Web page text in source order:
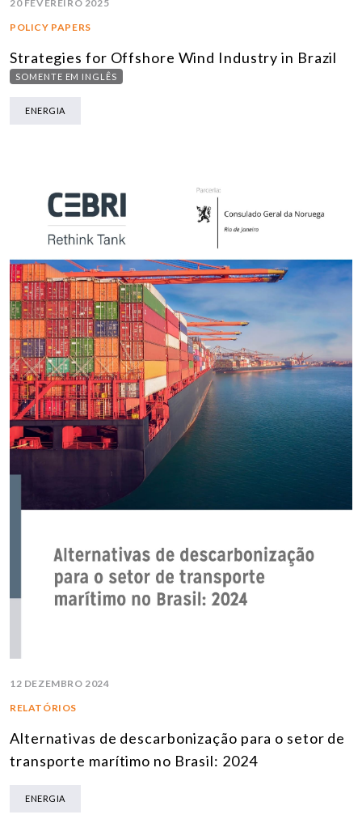
20 FEVEREIRO 2025
POLICY PAPERS
Strategies for Offshore Wind Industry in Brazil
SOMENTE EM INGLÊS
ENERGIA
12 DEZEMBRO 2024
RELATÓRIOS
Alternativas de descarbonização para o setor de
transporte marítimo no Brasil: 2024
ENERGIA